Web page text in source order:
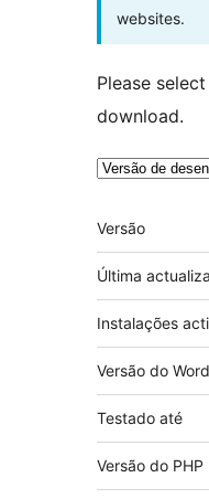
websites.
Please
download.
Versão
Última
Instalações
Versão do
Testado até
Versão do PHP